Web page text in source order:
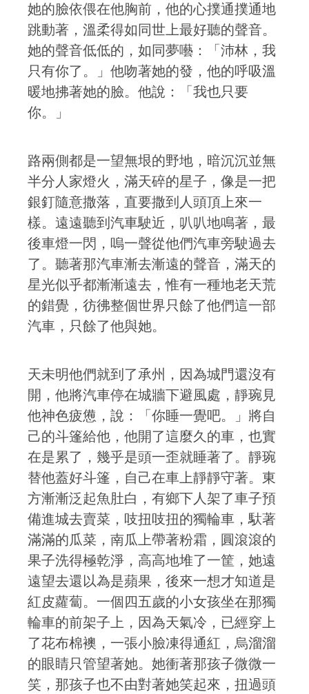
她的臉依偎在他胸前，他的心撲通撲通地
跳動著，溫柔得如同世上最好聽的聲音。
她的聲音低低的，如同夢囈：「沛林，我
只有你了。」他吻著她的發，他的呼吸溫
暖地拂著她的臉。他說：「我也只要
你。」
路兩側都是一望無垠的野地，暗沉沉並無
半分人家燈火，滿天碎的星子，像是一把
銀釘隨意撒落，直要撒到人頭頂上來一
樣。遠遠聽到汽車駛近，叭叭地鳴著，最
後車燈一閃，嗚一聲從他們汽車旁駛過去
了。聽著那汽車漸去漸遠的聲音，滿天的
星光似乎都漸漸遠去，惟有一種地老天荒
的錯覺，彷彿整個世界只餘了他們這一部
汽車，只餘了他與她。
天未明他們就到了承州，因為城門還沒有
開，他將汽車停在城牆下避風處，靜琬見
他神色疲憊，說：「你睡一覺吧。」將自
己的斗篷給他，他開了這麼久的車，也實
在是累了，幾乎是頭一歪就睡著了。靜琬
替他蓋好斗篷，自己在車上靜靜守著。東
方漸漸泛起魚肚白，有鄉下人架了車子預
備進城去賣菜，吱扭吱扭的獨輪車，馱著
滿滿的瓜菜，南瓜上帶著粉霜，圓滾滾的
果子洗得極乾淨，高高地堆了一筐，她遠
遠望去還以為是蘋果，後來一想才知道是
紅皮蘿蔔。一個四五歲的小女孩坐在那獨
輪車的前架子上，因為天氣冷，已經穿上
了花布棉襖，一張小臉凍得通紅，烏溜溜
的眼睛只管望著她。她衝著那孩子微微一
笑，那孩子也不由對著她笑起來，扭過頭